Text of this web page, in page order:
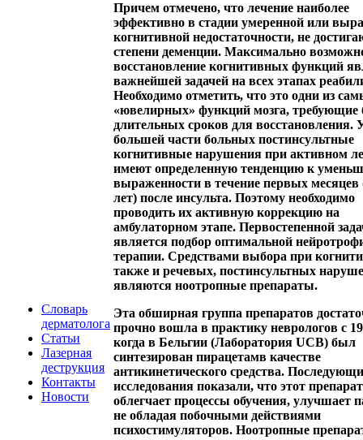
Словарь
дерматолога
Статьи
Лазерная
деструкция
Контакты
Новости
Причем отмечено, что лечение наиболее
эффективно в стадии умеренной или
когнитивной недостаточности, не
степени деменции. Максимально
восстановление когнитивных функций
важнейшей задачей на всех этапах
Необходимо отметить, что это одни из
«ювелирных» функций мозга, требующие
длительных сроков для восстановления.
большей части больных постинсультные
когнитивные нарушения при активном
имеют определенную тенденцию к
выраженности в течение первых месяцев
лет) после инсульта. Поэтому необходимо
проводить их активную коррекцию на
амбулаторном этапе. Первостепенной
является подбор оптимальной
терапии. Средствами выбора при
также и речевых, постинсультных
являются ноотропные препараты.
Эта обширная группа препаратов
прочно вошла в практику неврологов с
когда в Бельгии (Лаборатория UCB) был
синтезирован пирацетамв качестве
антикинетического средства.
исследования показали, что этот препарат
облегчает процессы обучения, улучшает
не обладая побочными действиями
психостимуляторов. Ноотропные